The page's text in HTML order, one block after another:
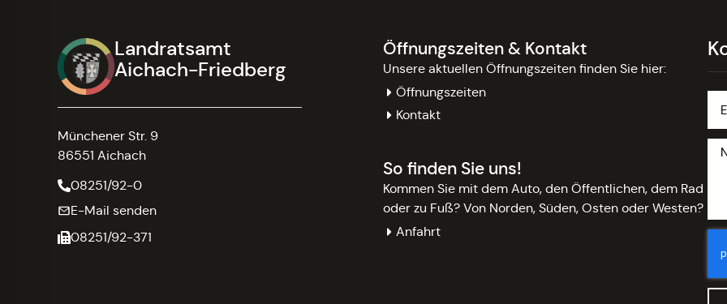
Landratsamt
Aichach-Friedberg
Münchener Str. 9
86551 Aichach
08251/92-0
E-Mail senden
08251/92-371
Öffnungszeiten & Kontakt
Unsere aktuellen Öffnungszeiten finden Sie hier:
Öffnungszeiten
Kontakt
So finden Sie uns!
Kommen Sie mit dem Auto, den Öffentlichen, dem Rad
oder zu Fuß? Von Norden, Süden, Osten oder Westen?
Anfahrt